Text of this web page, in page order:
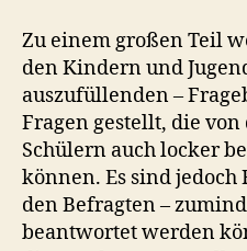
Zu einem großen Teil
den Kindern und
auszufüllenden –
Fragen gestellt, die
Schülern auch locker
können. Es sind jedoch
den Befragten –
beantwortet werden